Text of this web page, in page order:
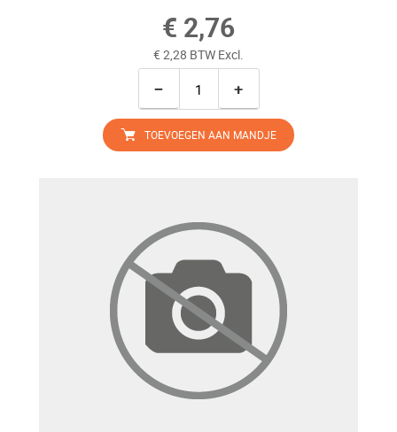
€ 2,76
€ 2,28 BTW Excl.
− +
TOEVOEGEN AAN MANDJE